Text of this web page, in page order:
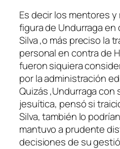
Es decir los mentores
figura de Undurraga en
Silva ,o más preciso la
personal en contra de
fueron siquiera
por la administración
Quizás ,Undurraga con
jesuítica, pensó si
Silva, también lo
mantuvo a prudente
decisiones de su